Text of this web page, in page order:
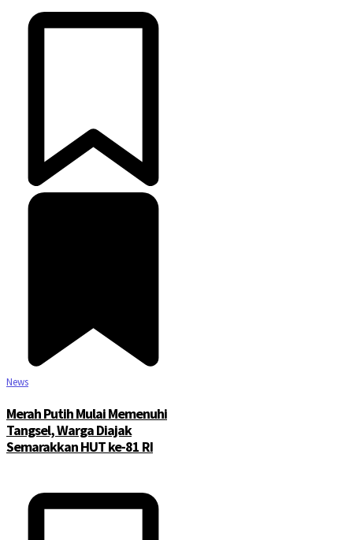
News
Merah Putih Mulai Memenuhi
Tangsel, Warga Diajak
Semarakkan HUT ke-81 RI